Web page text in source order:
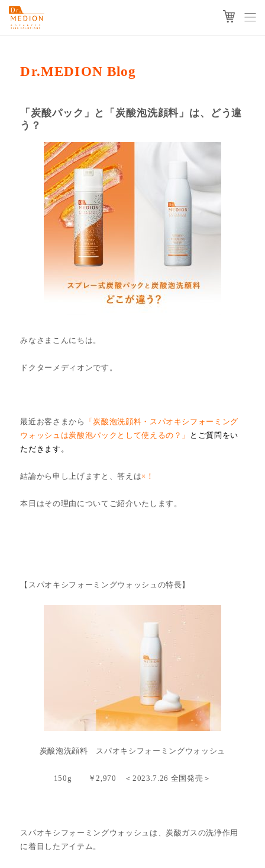
Dr.MEDION Blog
「炭酸パック」と「炭酸泡洗顔料」は、どう違
う？
みなさまこんにちは。
ドクターメディオンです。
最近お客さまから
「炭酸泡洗顔料・スパオキシフォーミング
ウォッシュは炭酸泡パックとして使えるの？」
とご質問をい
ただきます。
結論から申し上げますと、答えは×！
本日はその理由についてご紹介いたします。
【スパオキシフォーミングウォッシュの特長】
炭酸泡洗顔料 スパオキシフォーミングウォッシュ
150g ￥2,970 ＜2023.7.26 全国発売＞
スパオキシフォーミングウォッシュは、炭酸ガスの洗浄作用
に着目したアイテム。